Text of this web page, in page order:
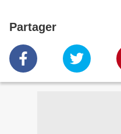
Partager